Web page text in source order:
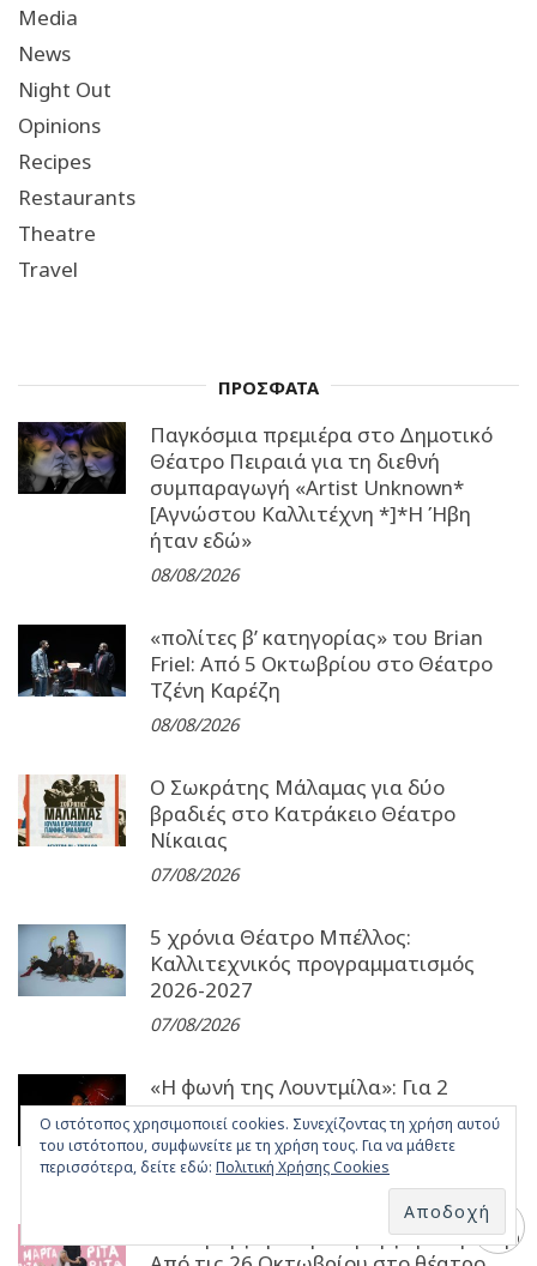
Media
News
Night Out
Opinions
Recipes
Restaurants
Theatre
Travel
ΠΡΟΣΦΑΤΑ
Παγκόσμια πρεμιέρα στο Δημοτικό
Θέατρο Πειραιά για τη διεθνή
συμπαραγωγή «Artist Unknown*
[Αγνώστου Καλλιτέχνη *]*Η Ήβη
ήταν εδώ»
08/08/2026
«πολίτες β’ κατηγορίας» του Brian
Friel: Από 5 Οκτωβρίου στο Θέατρο
Τζένη Καρέζη
08/08/2026
Ο Σωκράτης Μάλαμας για δύο
βραδιές στο Κατράκειο Θέατρο
Νίκαιας
07/08/2026
5 χρόνια Θέατρο Μπέλλος:
Καλλιτεχνικός προγραμματισμός
2026-2027
07/08/2026
«Η φωνή της Λουντμίλα»: Για 2
επετειακές παραστάσεις στο Θέατρο
Καρέζη
07/08/2026
Ο ιστότοπος χρησιμοποιεί cookies. Συνεχίζοντας τη χρήση αυτού
του ιστότοπου, συμφωνείτε με τη χρήση τους. Για να μάθετε
περισσότερα, δείτε εδώ: Πολιτική Χρήσης Cookies